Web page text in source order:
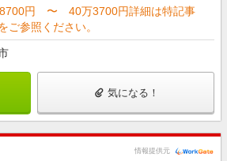
円 〜 40万3700円詳細は特記事
ご参照ください。
気になる！
情報提供元